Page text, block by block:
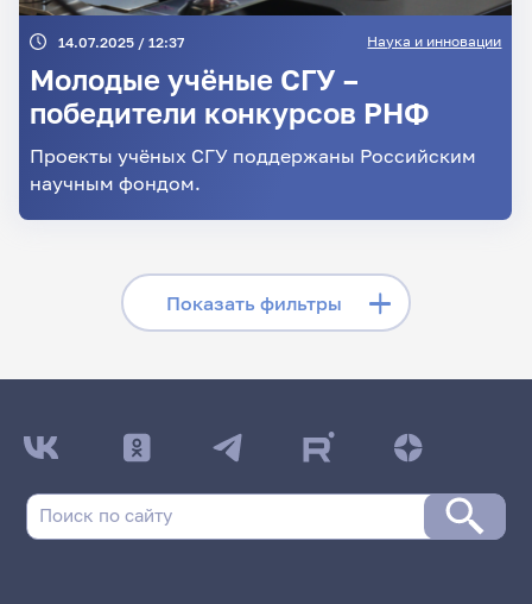
14.07.2025 / 12:37 Наука и инновации
Молодые учёные СГУ –
победители конкурсов РНФ
Проекты учёных СГУ поддержаны Российским
научным фондом.
Показать фильтры
Скрыть фильтры
Поиск по рубрикам